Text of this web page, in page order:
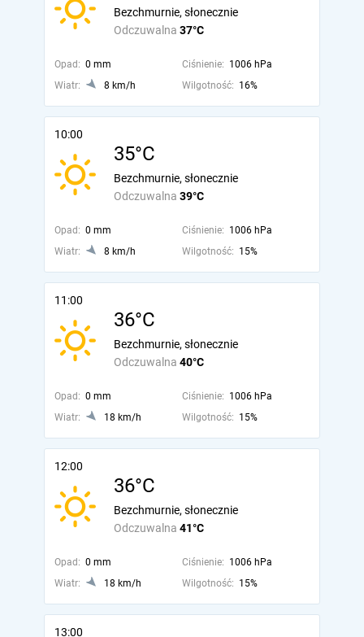
Odczuwalna 37°C
Bezchmurnie, słonecznie
Opad: 0 mm Ciśnienie: 1006 hPa
Wiatr:
8 km/h Wilgotność: 16%
10:00
35°C
Odczuwalna 39°C
Bezchmurnie, słonecznie
Opad: 0 mm Ciśnienie: 1006 hPa
Wiatr:
8 km/h Wilgotność: 15%
11:00
36°C
Odczuwalna 40°C
Bezchmurnie, słonecznie
Opad: 0 mm Ciśnienie: 1006 hPa
Wiatr:
18 km/h Wilgotność: 15%
12:00
36°C
Odczuwalna 41°C
Bezchmurnie, słonecznie
Opad: 0 mm Ciśnienie: 1006 hPa
Wiatr:
18 km/h Wilgotność: 15%
13:00